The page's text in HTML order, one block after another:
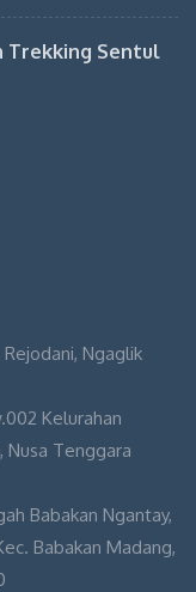
Trekking Sentul
Rejodani, Ngaglik
Kelurahan
Nusa Tenggara
Babakan Ngantay,
Babakan Madang,